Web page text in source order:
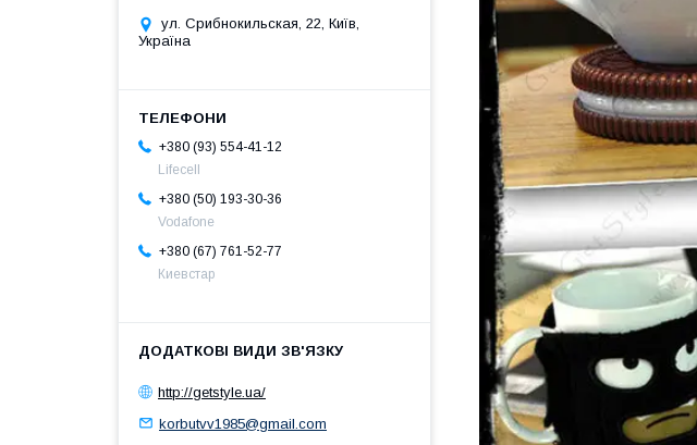
ул. Срибнокильская, 22, Київ,
Україна
+380 (93) 554-41-12
Lifecell
+380 (50) 193-30-36
Vodafone
+380 (67) 761-52-77
Киевстар
http://getstyle.ua/
korbutvv1985@gmail.com